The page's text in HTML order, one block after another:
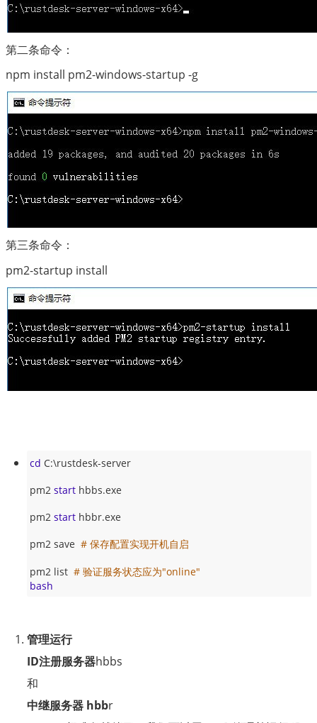
第二条命令：
npm install pm2-windows-startup -g
第三条命令：
pm2-startup install
cd C:\rustdesk-server
pm2 start hbbs.exe
pm2 start hbbr.exe
pm2 save # 保存配置实现开机自启
pm2 list # 验证服务状态应为"online"
bash
管理运行
ID注册服务器hbbs
和
中继服务器 hbbr